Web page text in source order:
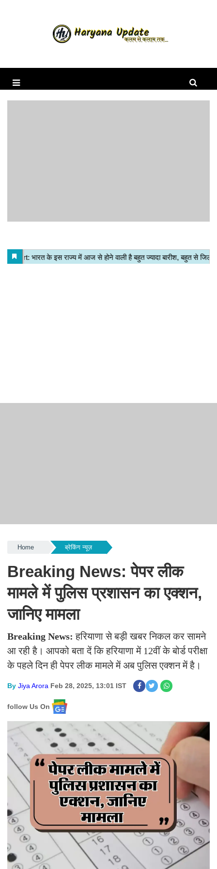
Home ब्रेकिंग न्यूज़
Breaking News: पेपर लीक
मामले में पुलिस प्रशासन का एक्शन,
जानिए मामला
Breaking News:हरियाणा से बड़ी खबर निकल कर सामने
आ रही है। आपको बता दें कि हरियाणा में 12वीं के बोर्ड परीक्षा
के पहले दिन ही पेपर लीक मामले में अब पुलिस एक्शन में है।
By Jiya Arora Feb 28, 2025, 13:01 IST
follow Us On